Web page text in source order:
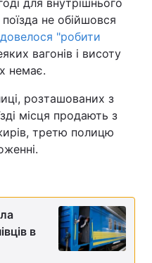
для внутрішнього
не обійшовся
довелося "робити
вагонів і висоту
немає.
розташованих з
місця продають з
третю полицю
в